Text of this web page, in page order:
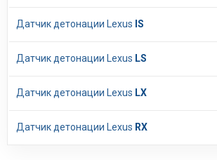
Датчик детонации Lexus IS
Датчик детонации Lexus LS
Датчик детонации Lexus LX
Датчик детонации Lexus RX